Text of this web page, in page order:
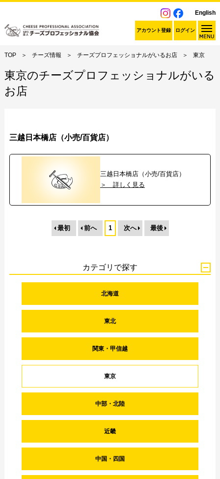
English
アカウント登録 ログイン
TOP チーズ情報 チーズプロフェッショナルがいるお店 東京
東京のチーズプロフェッショナルがいる
お店
三越日本橋店（小売/百貨店）
三越日本橋店（小売/百貨店）
＞ 詳しく見る
最初 前へ 1 次へ 最後
カテゴリで探す
北海道
東北
関東・甲信越
東京
中部・北陸
近畿
中国・四国